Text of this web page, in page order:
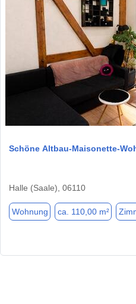
Schöne Altbau-Maisonette-
Halle (Saale), 06110
Wohnung ca. 110,00 m²